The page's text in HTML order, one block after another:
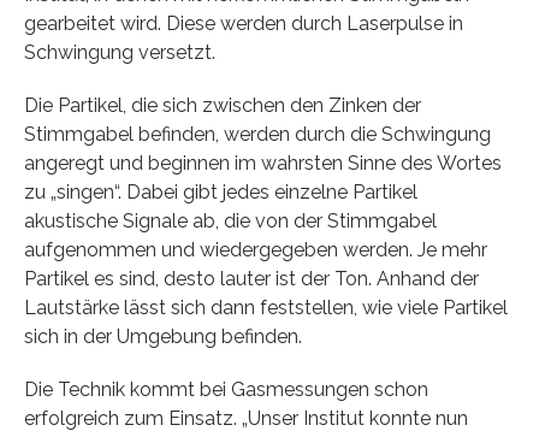
gearbeitet wird. Diese werden durch Laserpulse in
Schwingung versetzt.
Die Partikel, die sich zwischen den Zinken der
Stimmgabel befinden, werden durch die Schwingung
angeregt und beginnen im wahrsten Sinne des Wortes
zu „singen“. Dabei gibt jedes einzelne Partikel
akustische Signale ab, die von der Stimmgabel
aufgenommen und wiedergegeben werden. Je mehr
Partikel es sind, desto lauter ist der Ton. Anhand der
Lautstärke lässt sich dann feststellen, wie viele Partikel
sich in der Umgebung befinden.
Die Technik kommt bei Gasmessungen schon
erfolgreich zum Einsatz. „Unser Institut konnte nun